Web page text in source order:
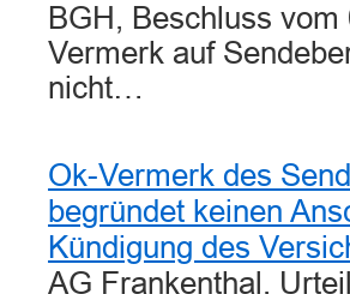
BGH, Beschluss
Vermerk auf
nicht…
Ok-Vermerk des
begründet keinen
Kündigung des
AG Frankenthal,